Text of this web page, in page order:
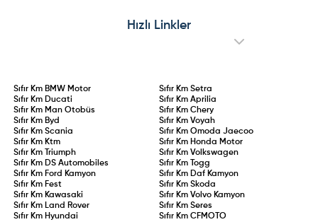
Hızlı Linkler
Sıfır Km BMW Motor Sıfır Km Setra
Sıfır Km Ducati Sıfır Km Aprilia
Sıfır Km Man Otobüs Sıfır Km Chery
Sıfır Km Byd Sıfır Km Voyah
Sıfır KmScania Sıfır Km Omoda Jaecoo
Sıfır Km Ktm Sıfır Km Honda Motor
Sıfır Km
Triumph Sıfır Km Volkswagen
Sıfır Km DS Automobiles Sıfır Km
Togg
Sıfır Km Ford Kamyon Sıfır Km Daf Kamyon
Sıfır Km Fest Sıfır Km Skoda
Sıfır Km Kawasaki Sıfır Km Volvo Kamyon
Sıfır Km Land Rover Sıfır Km Seres
Sıfır Km Hyundai Sıfır Km CFMOTO